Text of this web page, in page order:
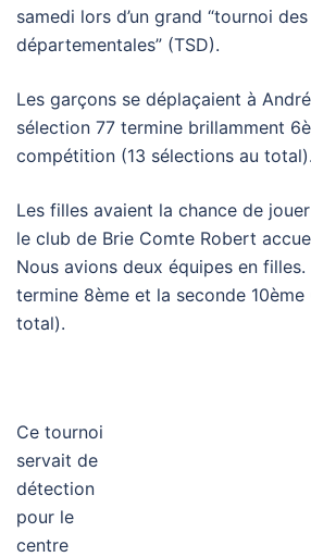
samedi lors d’un grand “tournoi
départementales” (TSD).
Les garçons se déplaçaient à
sélection 77 termine brillamment
compétition (13 sélections au total).
Les filles avaient la chance de
le club de Brie Comte Robert
Nous avions deux équipes en
termine 8ème et la seconde 10ème
total).
Ce tournoi
servait de
détection
pour le
centre